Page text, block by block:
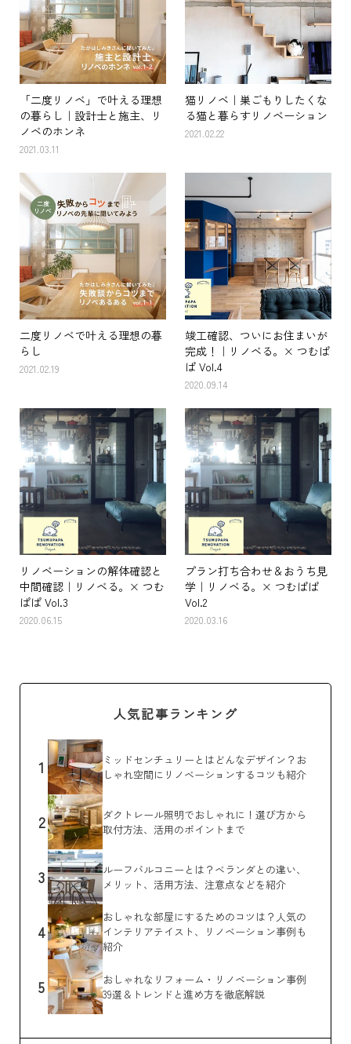
「二度リノベ」で叶える理想
の暮らし｜設計士と施主、リ
ノベのホンネ
2021.03.11
猫リノベ｜巣ごもりしたくな
る猫と暮らすリノベーション
2021.02.22
二度リノベで叶える理想の暮
らし
2021.02.19
竣工確認、ついにお住まいが
完成！｜リノベる。× つむぱ
ぱ Vol.4
2020.09.14
リノベーションの解体確認と
中間確認｜リノベる。× つむ
ぱぱ Vol.3
2020.06.15
プラン打ち合わせ＆おうち見
学｜リノベる。× つむぱぱ
Vol.2
2020.03.16
人気記事ランキング
1
ミッドセンチュリーとはどんなデザイン？お
しゃれ空間にリノベーションするコツも紹介
2
ダクトレール照明でおしゃれに！選び方から
取付方法、活用のポイントまで
3
ルーフバルコニーとは？ベランダとの違い、
メリット、活用方法、注意点などを紹介
4
おしゃれな部屋にするためのコツは？人気の
インテリアテイスト、リノベーション事例も
紹介
5
おしゃれなリフォーム・リノベーション事例
39選＆トレンドと進め方を徹底解説